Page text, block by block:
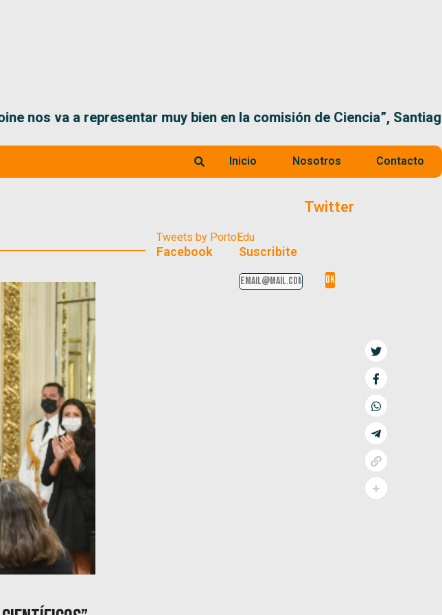
muy bien en la comisión de Ciencia”, Santiago Santurio
Inicio Nosotros Contacto
Twitter
Tweets by PortoEdu
Facebook Suscribite